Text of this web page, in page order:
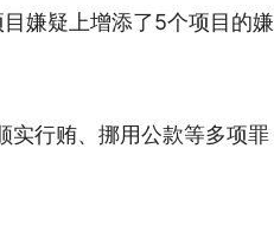
嫌疑上增添了5个项目的嫌
实行贿、挪用公款等多项罪